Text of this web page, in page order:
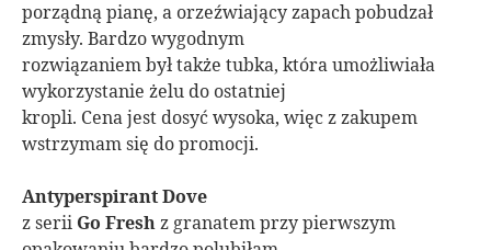
porządną pianę, a orzeźwiający zapach pobudzał
zmysły. Bardzo wygodnym
rozwiązaniem był także tubka, która umożliwiała
wykorzystanie żelu do ostatniej
kropli. Cena jest dosyć wysoka, więc z zakupem
wstrzymam się do promocji.
AntyperspirantDove
z serii Go Freshz granatem przy pierwszym